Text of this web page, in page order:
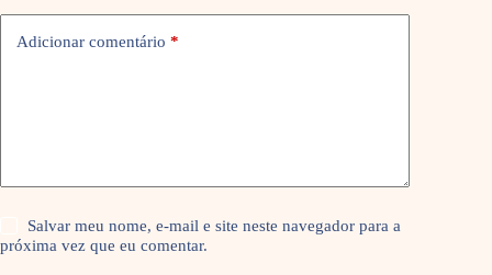
Adicionar comentário *
Salvar meu nome, e-mail e site neste navegador para a
próxima vez que eu comentar.